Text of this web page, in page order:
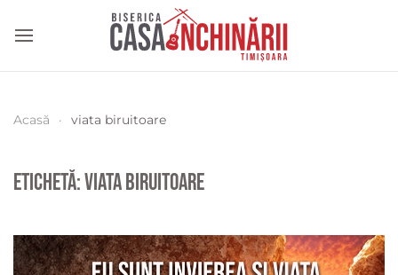
Acasă viata biruitoare
Etichetă:viata biruitoare